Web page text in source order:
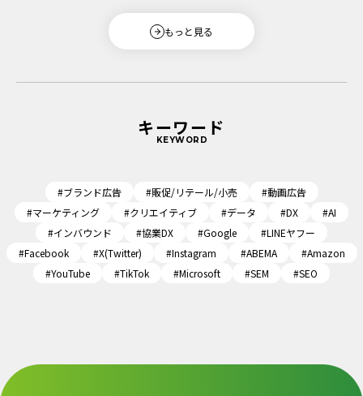
もっと見る
キーワード
KEYWORD
#ブランド広告 #販促/リテール/小売
#動画広告
#マーケティング
#クリエイティブ #データ #DX
#AI
#インバウンド
#協業DX #Google
#LINEヤフー
#Facebook
#X(Twitter) #Instagram #ABEMA
#Amazon
#YouTube
#TikTok #Microsoft #SEM #SEO